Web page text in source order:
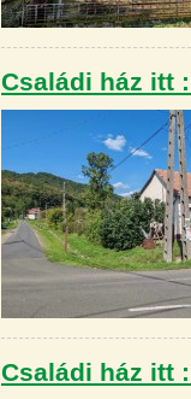
Családi ház itt
Családi ház itt